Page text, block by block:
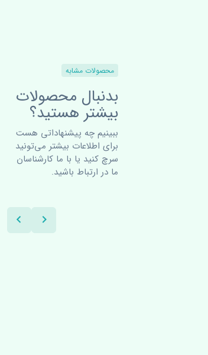
محصولات مشابه
بدنبال محصولات
بیشتر هستید؟
ببینیم چه پیشنهاداتی هست
برای اطلاعات بیشتر می‌تونید
سرچ کنید یا با ما کارشناسان
ما در ارتباط باشید.
سوپاپ هوا فولکس واگن
تیگوان اصلی